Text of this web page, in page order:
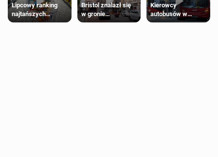
Lipcowy ranking
najtańszych
supermarketów
Bristol znalazł się
w gronie
najlepszych
Kierowcy
autobusów w
Londynie